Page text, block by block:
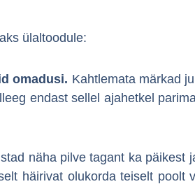
ülaltoodule:
omadusi. Kahtlemata märkad
endast sellel ajahetkel
näha pilve tagant ka päikest
häirivat olukorda teiselt poolt